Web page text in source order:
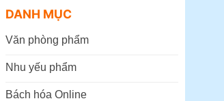
DANH MỤC
Văn phòng phẩm
Nhu yếu phẩm
Bách hóa Online